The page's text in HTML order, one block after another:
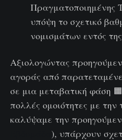
Πραγματοποιημένης
υπόψη το σχετικό
νομισμάτων εντός
Αξιολογώντας
αγοράς από
σε μια μεταβατική φάση
πολλές ομοιότητες με
καλύψαμε την
), υπάρχουν